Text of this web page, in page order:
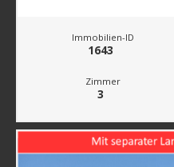
Immobilien-ID
1643
Zimmer
3